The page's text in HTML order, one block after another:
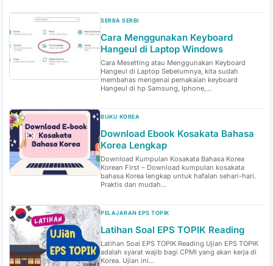
SERBA SERBI
Cara Menggunakan Keyboard
Hangeul di Laptop Windows
Cara Mesetting atau Menggunakan Keyboard
Hangeul di Laptop Sebelumnya, kita sudah
membahas mengenai pemakaian keyboard
Hangeul di hp Samsung, Iphone,...
BUKU KOREA
Download Ebook Kosakata Bahasa
Korea Lengkap
Download Kumpulan Kosakata Bahasa Korea
Korean First – Download kumpulan kosakata
bahasa Korea lengkap untuk hafalan sehari-hari.
Praktis dan mudah...
PELAJARAN EPS TOPIK
Latihan Soal EPS TOPIK Reading
Latihan Soal EPS TOPIK Reading Ujian EPS TOPIK
adalah syarat wajib bagi CPMI yang akan kerja di
Korea. Ujian ini...